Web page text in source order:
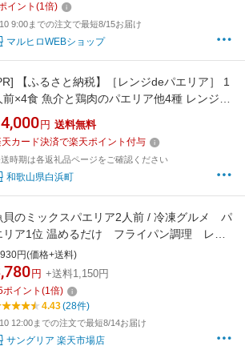
イント (1倍)
9:00までの注文で最短8/15お届け
マルヒロWEBショップ
【ふるさと納税】［レンジdeパエリア］ 1
前×4食 魚介と鶏肉のパエリア他4種 レンジで
単！専門店の味 | 魚介 洋食 食品 加工食品 人
おすすめ 送料無料
円 送料無料
カード決済で楽天ポイント付与
時期は各返礼品ページをご確認ください
和歌山県白浜町
貝のミックスパエリア2人前 / 冷凍グルメ パ
リア1位 温めるだけ フライパン調理 レン
ンごはん 本格パエリア レストランの味
ィナー 赤エビ ギフト 冷凍パエリア シ
フード 年始
円(価格+送料)
円 +送料1,150円
ポイント (1倍)
4.43(28件)
12:00までの注文で最短8/14お届け
サングリア 楽天市場店